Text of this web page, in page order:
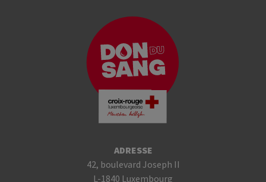
ADRESSE
42, boulevard Joseph II
L-1840 Luxembourg